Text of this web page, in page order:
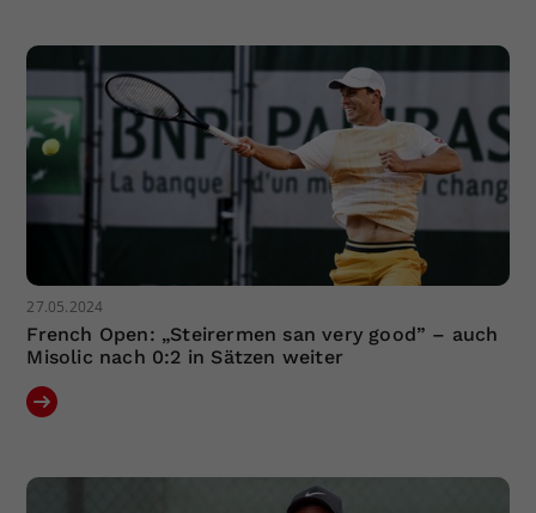
27.05.2024
French Open: „Steirermen san very good” – auch
Misolic nach 0:2 in Sätzen weiter
Zweck
zufällig generierte ID, für die
historische Speicherung Ihrer
vorgenommen Einstellungen, falls der
Webseiten-Betreiber dies eingestellt
hat.